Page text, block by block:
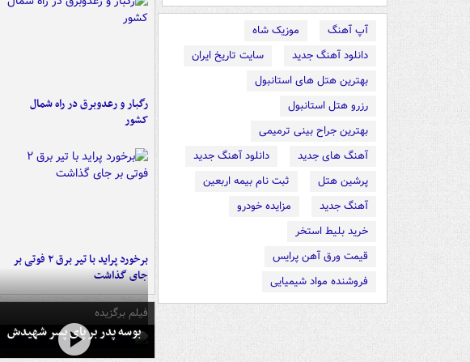
آپ آهنگ
موزیک شاه
دانلود آهنگ جدید
سایت تاریخ ایران
بهترین هتل های استانبول
رزرو هتل استانبول
بهترین جراح بینی ترمیمی
آهنگ های جدید
دانلود آهنگ جدید
پرشین هتل
ثبت نام بیمه اربعین
آهنگ جدید
مزایده خودرو
خرید بلیط استخر
قیمت ورق آهن پرایس
فروشنده مواد شیمیایی
رگبار و رعدوبرق در راه شمال
کشور
برخورد پراید با تیر برق ۲ فوتی بر
جای گذاشت
فیلم برگزیده
بوسه‌ پدر بر پای پسر شهیدش